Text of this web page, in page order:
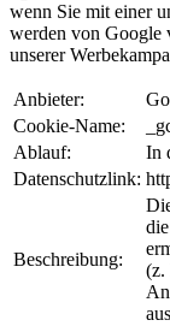
wenn Sie mit einer
werden von Google
unserer
Anbieter:
Cookie-Name:
Ablauf:
In
Datenschutzlink:
Beschreibung:
(z.